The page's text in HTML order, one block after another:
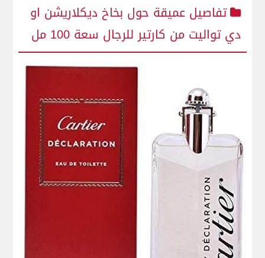
تفاصيل عميقة⁣ حول بخاخ ديكلاريشن او
دي تواليت من كارتير للرجال سعة 100 مل